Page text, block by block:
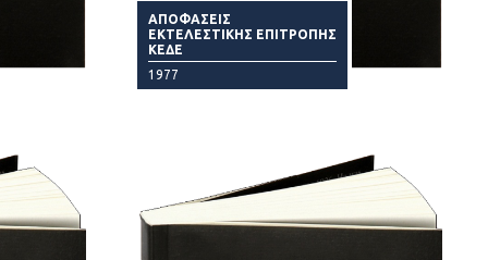
ΑΠΟΦΑΣΕΙΣ
ΕΚΤΕΛΕΣΤΙΚΗΣ ΕΠΙΤΡΟΠΗΣ
ΚΕΔΕ
1977